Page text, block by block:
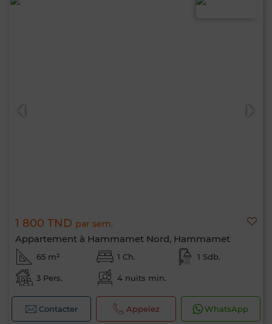
1 800 TND par sem.
Appartement à Hammamet Nord, Hammamet
65 m² 1 Ch. 1 Sdb.
3 Pers. 4 nuits min.
Contacter Appelez WhatsApp